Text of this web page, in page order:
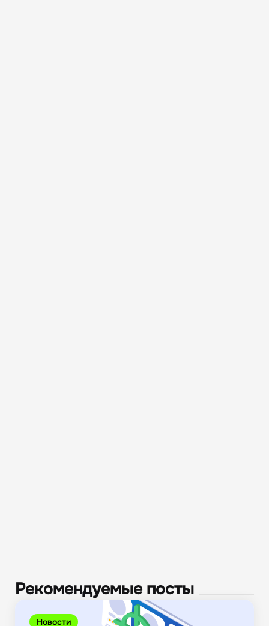
Рекомендуемые посты
Новости